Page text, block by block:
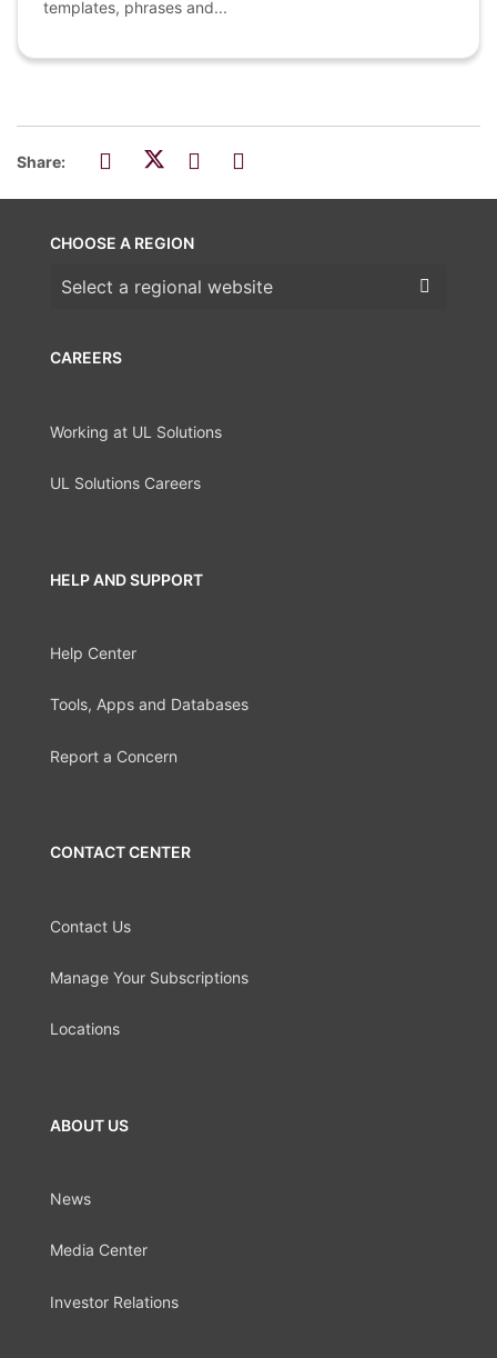
templates, phrases and...
Share:
CAREERS
Working at UL Solutions
UL Solutions Careers
HELP AND SUPPORT
Help Center
Tools, Apps and Databases
Report a Concern
CONTACT CENTER
Contact Us
Manage Your Subscriptions
Locations
ABOUT US
News
Media Center
Investor Relations
CHOOSE A REGION
Choose a region